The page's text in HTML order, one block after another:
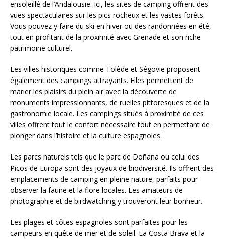
ensoleillé de l’Andalousie. Ici, les sites de camping offrent des
vues spectaculaires sur les pics rocheux et les vastes forêts.
Vous pouvez y faire du ski en hiver ou des randonnées en été,
tout en profitant de la proximité avec Grenade et son riche
patrimoine culturel.
Les villes historiques comme Tolède et Ségovie proposent
également des campings attrayants. Elles permettent de
marier les plaisirs du plein air avec la découverte de
monuments impressionnants, de ruelles pittoresques et de la
gastronomie locale. Les campings situés à proximité de ces
villes offrent tout le confort nécessaire tout en permettant de
plonger dans l’histoire et la culture espagnoles.
Les parcs naturels tels que le parc de Doñana ou celui des
Picos de Europa sont des joyaux de biodiversité. Ils offrent des
emplacements de camping en pleine nature, parfaits pour
observer la faune et la flore locales. Les amateurs de
photographie et de birdwatching y trouveront leur bonheur.
Les plages et côtes espagnoles sont parfaites pour les
campeurs en quête de mer et de soleil. La Costa Brava et la